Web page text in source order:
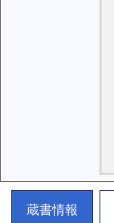
蔵書情報